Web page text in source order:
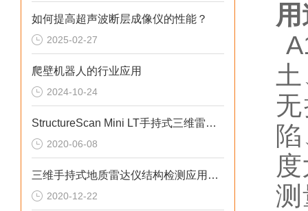
如何提高超声波断层成像仪的性能？
2025-02-27
爬壁机器人的行业应用
2024-10-24
StructureScan Mini LT手持式三维雷达检测仪
2020-06-08
三维手持式地质雷达仪结构检测应用的必要性
2020-12-22